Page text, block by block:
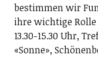
bestimmen wir
ihre wichtige
13.30-15.30 Uhr,
«Sonne»,